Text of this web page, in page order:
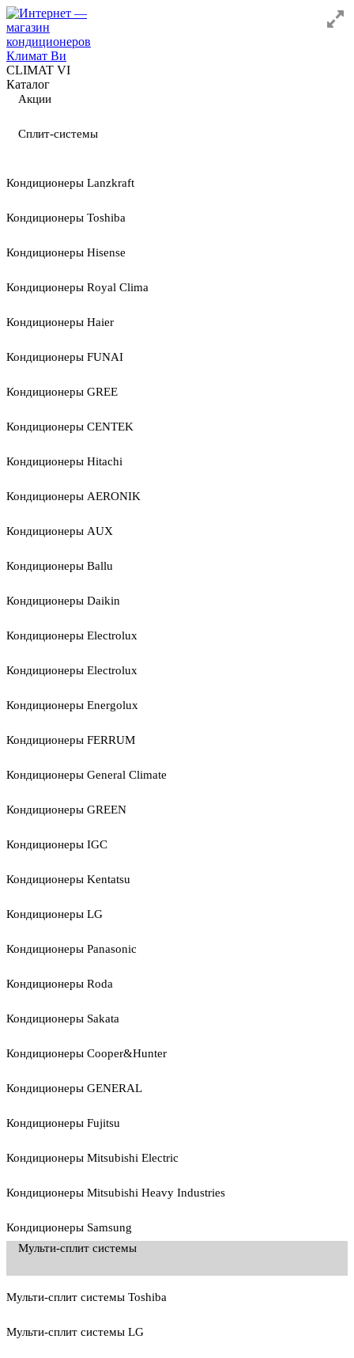
CLIMAT VI
Каталог
Акции
Сплит-системы
Кондиционеры Lanzkraft
Кондиционеры Toshiba
Кондиционеры Hisense
Кондиционеры Royal Clima
Кондиционеры Haier
Кондиционеры FUNAI
Кондиционеры GREE
Кондиционеры CENTEK
Кондиционеры Hitachi
Кондиционеры AERONIK
Кондиционеры AUX
Кондиционеры Ballu
Кондиционеры Daikin
Кондиционеры Electrolux
Кондиционеры Electrolux
Кондиционеры Energolux
Кондиционеры FERRUM
Кондиционеры General Climate
Кондиционеры GREEN
Кондиционеры IGC
Кондиционеры Kentatsu
Кондиционеры LG
Кондиционеры Panasonic
Кондиционеры Roda
Кондиционеры Sakata
Кондиционеры Cooper&Hunter
Кондиционеры GENERAL
Кондиционеры Fujitsu
Кондиционеры Mitsubishi Electric
Кондиционеры Mitsubishi Heavy Industries
Кондиционеры Samsung
Мульти-сплит системы
Мульти-сплит системы Toshiba
Мульти-сплит системы LG